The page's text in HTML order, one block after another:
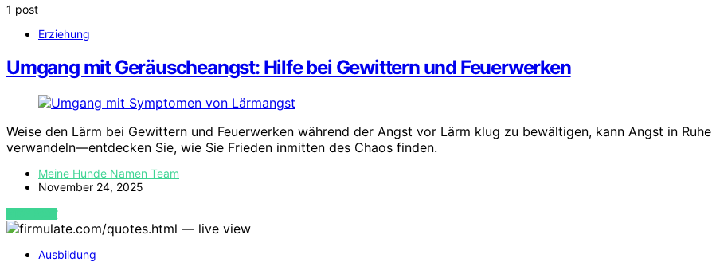
1 post
Erziehung
Umgang mit Geräuscheangst: Hilfe bei Gewittern und Feuerwerken
Weise den Lärm bei Gewittern und Feuerwerken während der Angst vor Lärm klug zu bewältigen, kann Angst in Ruhe
verwandeln—entdecken Sie, wie Sie Frieden inmitten des Chaos finden.
Meine Hunde Namen Team
November 24, 2025
VIEW POST
Ausbildung